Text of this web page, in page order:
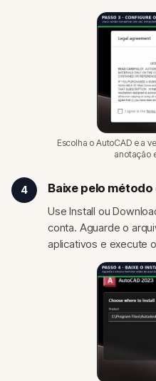
Escolha o AutoCAD e a
anotação
4 Baixe pelo
Use Install ou
conta. Aguarde o
aplicativos e execute